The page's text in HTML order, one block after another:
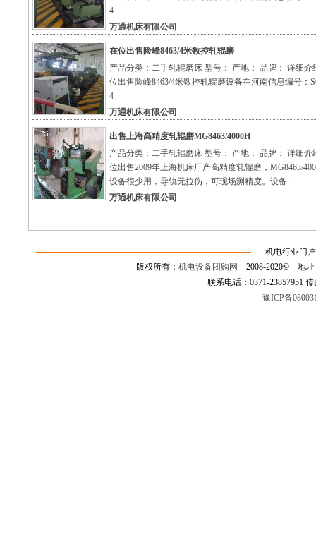
4
万通机床有限公司
在位出售险峰8463/4米数控轧辊磨
产品分类：二手轧辊磨床 型号： 产地： 品牌： 详细介
位出售险峰8463/4米数控轧辊磨设备在河南信息编号：
4
万通机床有限公司
出售上海高精度轧辊磨MG8463/4000H
产品分类：二手轧辊磨床 型号： 产地： 品牌： 详细介
位出售2009年上海机床厂产高精度轧辊磨，MG8463/
设备很少用，导轨无拉伤，可现场测精度。设备.
万通机床有限公司
机电行业门
版权所有： 机电设备团购网
2008-2020© 地址
联系电话：0371-23857951
豫ICP备